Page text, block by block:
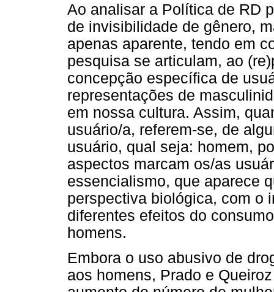
Ao analisar a Política de RD
de invisibilidade de gênero,
apenas aparente, tendo em
pesquisa se articulam, ao
concepção específica de
representações de
em nossa cultura. Assim,
usuário/a, referem-se, de
usuário, qual seja: homem,
aspectos marcam os/as
essencialismo, que aparece
perspectiva biológica, com o
diferentes efeitos do
homens.
Embora o uso abusivo de
aos homens, Prado e